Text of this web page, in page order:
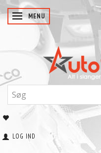
SKIFTE NAVIGATION
MENU
LOG IND